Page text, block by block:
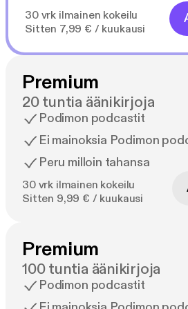
30 vrk ilmainen kokeilu
Sitten 7,99 € / kuukausi
Premium
20 tuntia äänikirjoja
Podimon podcastit
Ei mainoksia Podimon
Peru milloin tahansa
30 vrk ilmainen kokeilu
Sitten 9,99 € / kuukausi
Premium
100 tuntia äänikirjoja
Podimon podcastit